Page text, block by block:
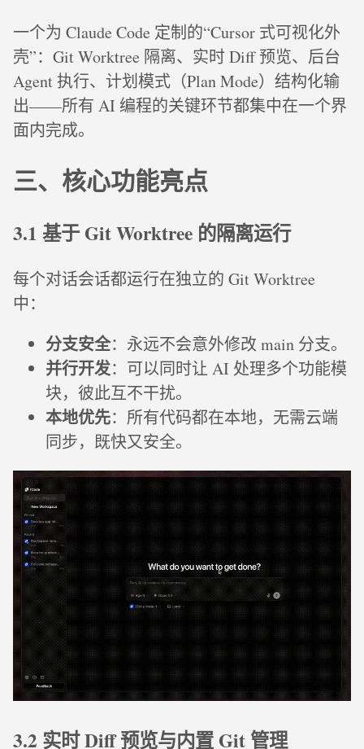
一个为 Claude Code 定制的“Cursor 式可视化外
壳”：Git Worktree 隔离、实时 Diff 预览、后台
Agent 执行、计划模式（Plan Mode）结构化输
出——所有 AI 编程的关键环节都集中在一个界
面内完成。
三、核心功能亮点
3.1 基于 Git Worktree 的隔离运行
每个对话会话都运行在独立的 Git Worktree
中：
分支安全：永远不会意外修改 main 分支。
并行开发：可以同时让 AI 处理多个功能模
块，彼此互不干扰。
本地优先：所有代码都在本地，无需云端
同步，既快又安全。
3.2 实时 Diff 预览与内置 Git 管理